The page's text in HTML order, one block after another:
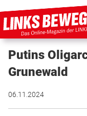
PARTEI IN
Putins
Grunewald
06.11.2024